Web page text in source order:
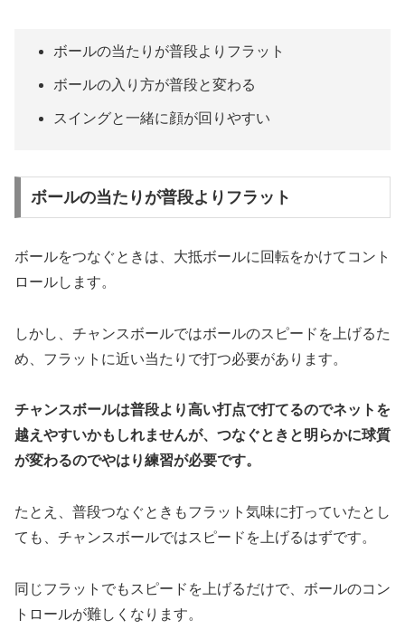
ボールの当たりが普段よりフラット
ボールの入り方が普段と変わる
スイングと一緒に顔が回りやすい
ボールの当たりが普段よりフラット
ボールをつなぐときは、大抵ボールに回転をかけてコント
ロールします。
しかし、チャンスボールではボールのスピードを上げるた
め、フラットに近い当たりで打つ必要があります。
チャンスボールは普段より高い打点で打てるのでネットを
越えやすいかもしれませんが、つなぐときと明らかに球質
が変わるのでやはり練習が必要です。
たとえ、普段つなぐときもフラット気味に打っていたとし
ても、チャンスボールではスピードを上げるはずです。
同じフラットでもスピードを上げるだけで、ボールのコン
トロールが難しくなります。